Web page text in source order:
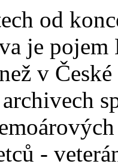
od
je pojem
v
-